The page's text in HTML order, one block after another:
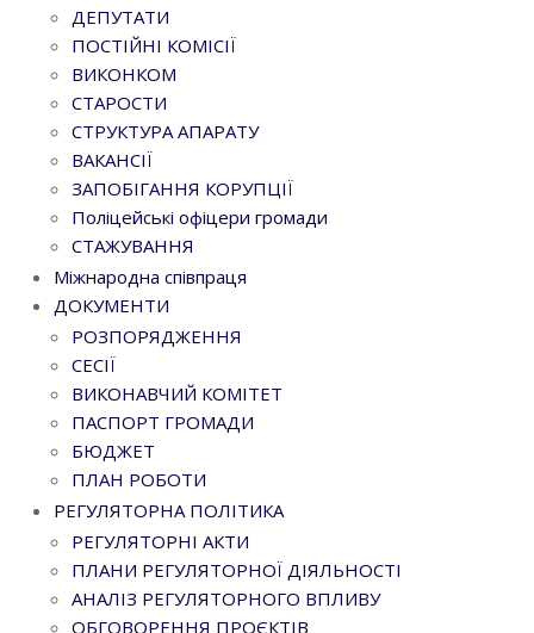
ДЕПУТАТИ
ПОСТІЙНІ КОМІСІЇ
ВИКОНКОМ
СТАРОСТИ
СТРУКТУРА АПАРАТУ
ВАКАНСІЇ
ЗАПОБІГАННЯ КОРУПЦІЇ
Поліцейські офіцери громади
СТАЖУВАННЯ
Міжнародна співпраця
ДОКУМЕНТИ
РОЗПОРЯДЖЕННЯ
СЕСІЇ
ВИКОНАВЧИЙ КОМІТЕТ
ПАСПОРТ ГРОМАДИ
БЮДЖЕТ
ПЛАН РОБОТИ
РЕГУЛЯТОРНА ПОЛІТИКА
РЕГУЛЯТОРНІ АКТИ
ПЛАНИ РЕГУЛЯТОРНОЇ ДІЯЛЬНОСТІ
АНАЛІЗ РЕГУЛЯТОРНОГО ВПЛИВУ
ОБГОВОРЕННЯ ПРОЄКТІВ